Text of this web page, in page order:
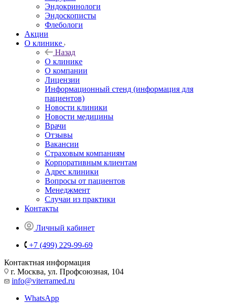
Эндокринологи
Эндоскописты
Флебологи
Акции
О клинике
Назад
О клинике
О компании
Лицензии
Информационный стенд (информация для
пациентов)
Новости клиники
Новости медицины
Врачи
Отзывы
Вакансии
Страховым компаниям
Корпоративным клиентам
Адрес клиники
Вопросы от пациентов
Менеджмент
Случаи из практики
Контакты
Личный кабинет
+7 (499) 229-99-69
Контактная информация
г. Москва, ул. Профсоюзная, 104
info@viterramed.ru
WhatsApp